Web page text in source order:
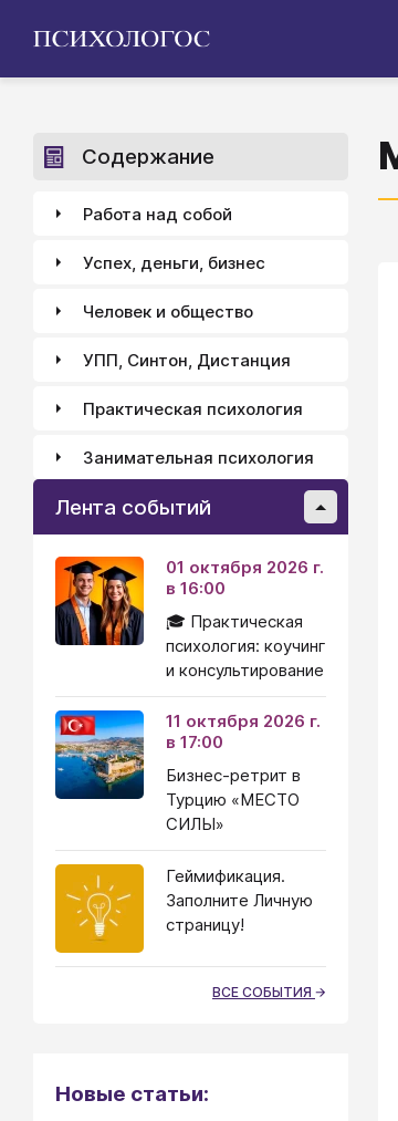
Содержание
Работа над собой
Успех, деньги, бизнес
Человек и общество
УПП, Синтон, Дистанция
Практическая психология
Занимательная психология
Лента событий
01 октября 2026 г.
в 16:00
🎓 Практическая
психология: коучинг
и консультирование
11 октября 2026 г.
в 17:00
Бизнес-ретрит в
Турцию «МЕСТО
СИЛЫ»
Геймификация.
Заполните Личную
страницу!
ВСЕ СОБЫТИЯ
Новые статьи: